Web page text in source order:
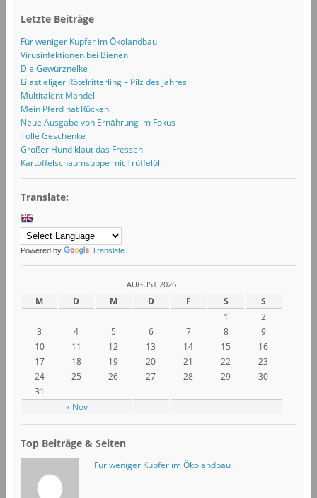
Letzte Beiträge
Für weniger Kupfer im Ökolandbau
Virusinfektionen bei Bienen
Die Gewürznelke
Lilastieliger Rötelritterling – Pilz des Jahres
Multitalent Mandel
Mein Pferd hat Rücken
Neue Ausgabe von Ernährung im Fokus
Tolle Geschenke
Großer Hund klaut das Fressen
Kartoffelschaumsuppe mit Trüffelöl
Translate:
Powered by Translate
AUGUST 2026
M D M D F S S
« Nov
1
2
3
4 5 6 7 8
9
10
11 12 13 14 15
16
17
18 19 20 21 22
23
24
25 26 27 28 29
30
31
Top Beiträge & Seiten
Für weniger Kupfer im Ökolandbau